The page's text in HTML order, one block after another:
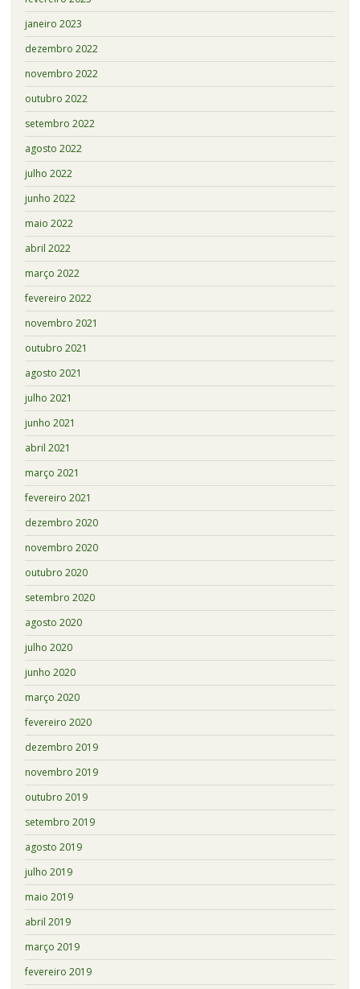
janeiro 2023
dezembro 2022
novembro 2022
outubro 2022
setembro 2022
agosto 2022
julho 2022
junho 2022
maio 2022
abril 2022
março 2022
fevereiro 2022
novembro 2021
outubro 2021
agosto 2021
julho 2021
junho 2021
abril 2021
março 2021
fevereiro 2021
dezembro 2020
novembro 2020
outubro 2020
setembro 2020
agosto 2020
julho 2020
junho 2020
março 2020
fevereiro 2020
dezembro 2019
novembro 2019
outubro 2019
setembro 2019
agosto 2019
julho 2019
maio 2019
abril 2019
março 2019
fevereiro 2019